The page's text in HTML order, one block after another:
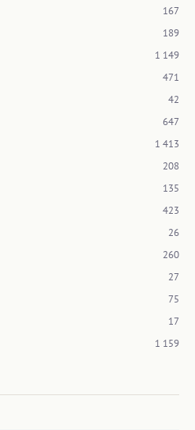
167
189
1 149
471
42
647
1 413
208
135
423
26
260
27
75
17
1 159